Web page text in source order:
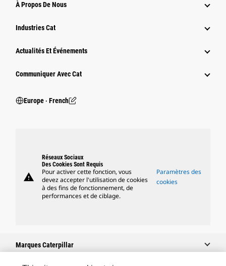
À Propos De Nous
Industries Cat
Actualités Et Événements
Communiquer Avec Cat
Europe ‧ French
warning
Réseaux Sociaux
Des Cookies Sont Requis
Pour activer cette fonction, vous
devez accepter l'utilisation de cookies
à des fins de fonctionnement, de
performances et de ciblage.
Paramètres des
cookies
Marques Caterpillar